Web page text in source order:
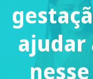
ajudar